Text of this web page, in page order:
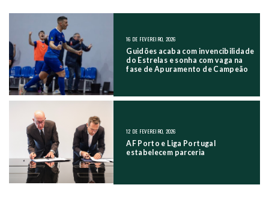
NAVEGAÇÃO NOS POSTS
16 DE FEVEREIRO, 2026
Guidões acaba com invencibilidade
do Estrelas e sonha com vaga na
fase de Apuramento de Campeão
12 DE FEVEREIRO, 2026
AF Porto e Liga Portugal
estabelecem parceria